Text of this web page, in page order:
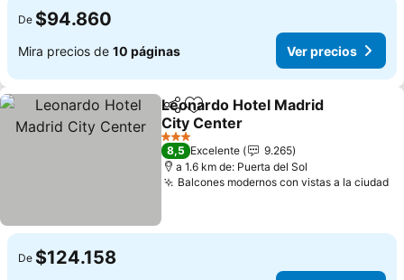
De $94.860
Mira precios de 10 páginas Ver precios
CompartirAgregar a favoritos
Leonardo Hotel Madrid
City Center
Ver precios
3 Estrellas
8,5 Excelente
9.265
a 1.6 km de: Puerta del Sol
Balcones modernos con vistas a la ciudad
De $124.158